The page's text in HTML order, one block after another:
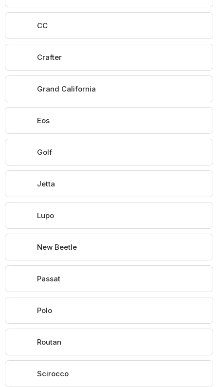
CC
Crafter
Grand California
Eos
Golf
Jetta
Lupo
New Beetle
Passat
Polo
Routan
Scirocco